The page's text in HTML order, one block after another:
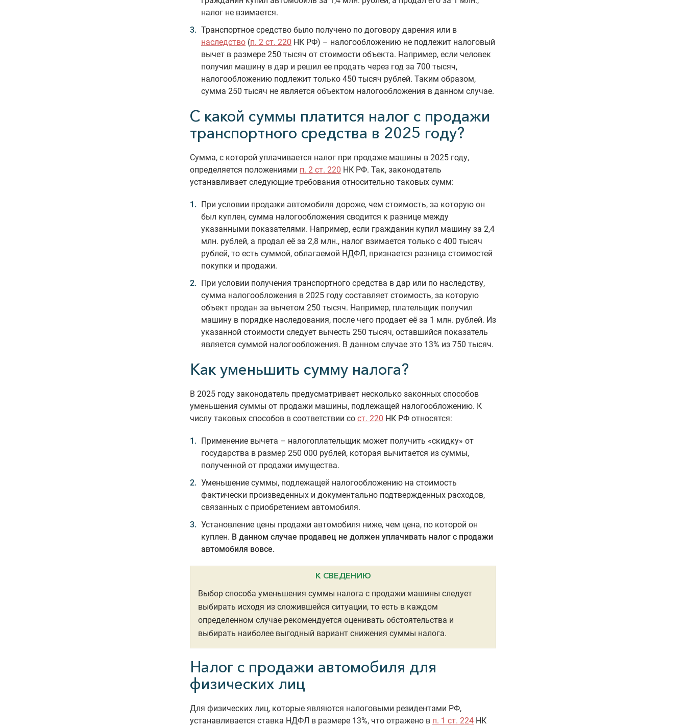
налог не взимается.
Транспортное средство было получено по договору дарения или в
наследство (п. 2 ст. 220 НК РФ) – налогообложению не подлежит налоговый
вычет в размере 250 тысяч от стоимости объекта. Например, если человек
получил машину в дар и решил ее продать через год за 700 тысяч,
налогообложению подлежит только 450 тысяч рублей. Таким образом,
сумма 250 тысяч не является объектом налогообложения в данном случае.
С какой суммы платится налог с продажи
транспортного средства в 2025 году?
Сумма, с которой уплачивается налог при продаже машины в 2025 году,
определяется положениями п. 2 ст. 220 НК РФ. Так, законодатель
устанавливает следующие требования относительно таковых сумм:
При условии продажи автомобиля дороже, чем стоимость, за которую он
был куплен, сумма налогообложения сводится к разнице между
указанными показателями. Например, если гражданин купил машину за 2,4
млн. рублей, а продал её за 2,8 млн., налог взимается только с 400 тысяч
рублей, то есть суммой, облагаемой НДФЛ, признается разница стоимостей
покупки и продажи.
При условии получения транспортного средства в дар или по наследству,
сумма налогообложения в 2025 году составляет стоимость, за которую
объект продан за вычетом 250 тысяч. Например, плательщик получил
машину в порядке наследования, после чего продает её за 1 млн. рублей. Из
указанной стоимости следует вычесть 250 тысяч, оставшийся показатель
является суммой налогообложения. В данном случае это 13% из 750 тысяч.
Как уменьшить сумму налога?
В 2025 году законодатель предусматривает несколько законных способов
уменьшения суммы от продажи машины, подлежащей налогообложению. К
числу таковых способов в соответствии со ст. 220 НК РФ относятся:
Применение вычета – налогоплательщик может получить «скидку» от
государства в размер 250 000 рублей, которая вычитается из суммы,
полученной от продажи имущества.
Уменьшение суммы, подлежащей налогообложению на стоимость
фактически произведенных и документально подтвержденных расходов,
связанных с приобретением автомобиля.
Установление цены продажи автомобиля ниже, чем цена, по которой он
куплен. В данном случае продавец не должен уплачивать налог с продажи
автомобиля вовсе.
К СВЕДЕНИЮ
Выбор способа уменьшения суммы налога с продажи машины следует
выбирать исходя из сложившейся ситуации, то есть в каждом
определенном случае рекомендуется оценивать обстоятельства и
выбирать наиболее выгодный вариант снижения суммы налога.
Налог с продажи автомобиля для
физических лиц
Для физических лиц, которые являются налоговыми резидентами РФ,
устанавливается ставка НДФЛ в размере 13%, что отражено в п. 1 ст. 224 НК